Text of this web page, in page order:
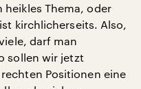
heikles Thema, oder
kirchlicherseits. Also,
darf man
sollen wir jetzt
Positionen eine